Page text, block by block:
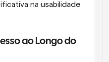
na usabilidade
ao Longo do